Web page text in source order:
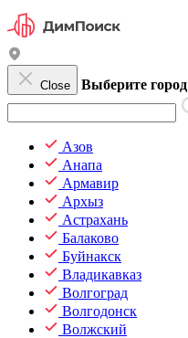
Close Выберите город
Азов
Анапа
Армавир
Архыз
Астрахань
Балаково
Буйнакск
Владикавказ
Волгоград
Волгодонск
Волжский